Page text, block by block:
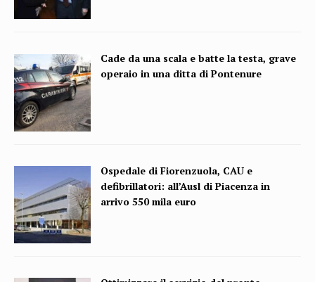
Cade da una scala e batte la testa, grave
operaio in una ditta di Pontenure
Ospedale di Fiorenzuola, CAU e
defibrillatori: all’Ausl di Piacenza in
arrivo 550 mila euro